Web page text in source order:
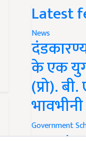
Latest
News
के एक
(प्रो).
Government